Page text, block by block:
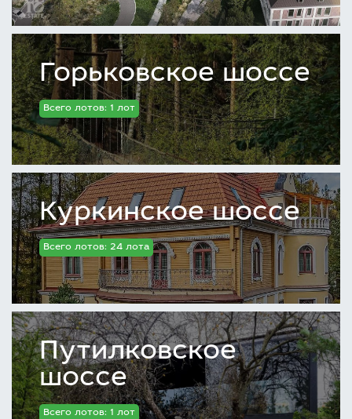
Горьковское шоссе
Всего лотов: 1 лот
Куркинское шоссе
Всего лотов: 24 лота
Путилковское
шоссе
Всего лотов: 1 лот